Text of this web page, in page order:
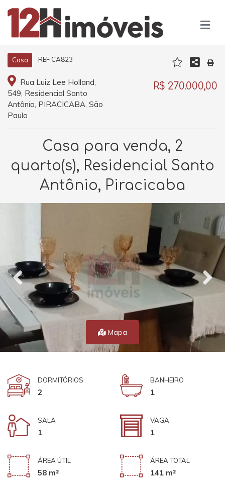
Casa REF CA823
Rua Luiz Lee Holland,
549, Residencial Santo
Antônio, PIRACICABA, São
Paulo
R$ 270.000,00
Casa para venda, 2
quarto(s), Residencial Santo
Antônio, Piracicaba
Mapa
DORMITÓRIOS
2
BANHEIRO
1
SALA
1
VAGA
1
ÁREA ÚTIL
58 m²
ÁREA TOTAL
141 m²